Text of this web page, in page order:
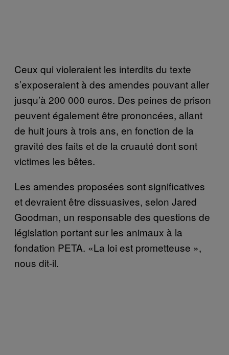
Ceux qui violeraient les interdits du texte
s’exposeraient à des amendes pouvant aller
jusqu’à 200 000 euros. Des peines de prison
peuvent également être prononcées, allant
de huit jours à trois ans, en fonction de la
gravité des faits et de la cruauté dont sont
victimes les bêtes.
Les amendes proposées sont significatives
et devraient être dissuasives, selon Jared
Goodman, un responsable des questions de
législation portant sur les animaux à la
fondation PETA. «La loi est prometteuse »,
nous dit-il.